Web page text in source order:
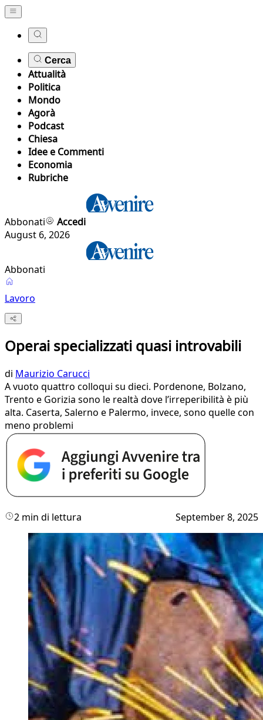
Cerca
Attualità
Politica
Mondo
Agorà
Podcast
Chiesa
Idee e Commenti
Economia
Rubriche
Abbonati
Accedi
August 6, 2026
Abbonati
Lavoro
Operai specializzati quasi introvabili
di Maurizio Carucci
A vuoto quattro colloqui su dieci. Pordenone, Bolzano,
Trento e Gorizia sono le realtà dove l’irreperibilità è più
alta. Caserta, Salerno e Palermo, invece, sono quelle con
meno problemi
2 min di lettura September 8, 2025